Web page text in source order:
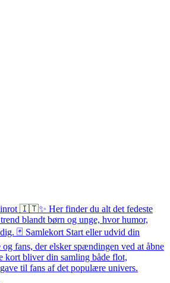
🇮🇹✨ Her finder du alt det fedeste
blandt børn og unge, hvor humor,
🃏 Samlekort Start eller udvid din
fans, der elsker spændingen ved at åbne
kort bliver din samling både flot,
til fans af det populære univers.